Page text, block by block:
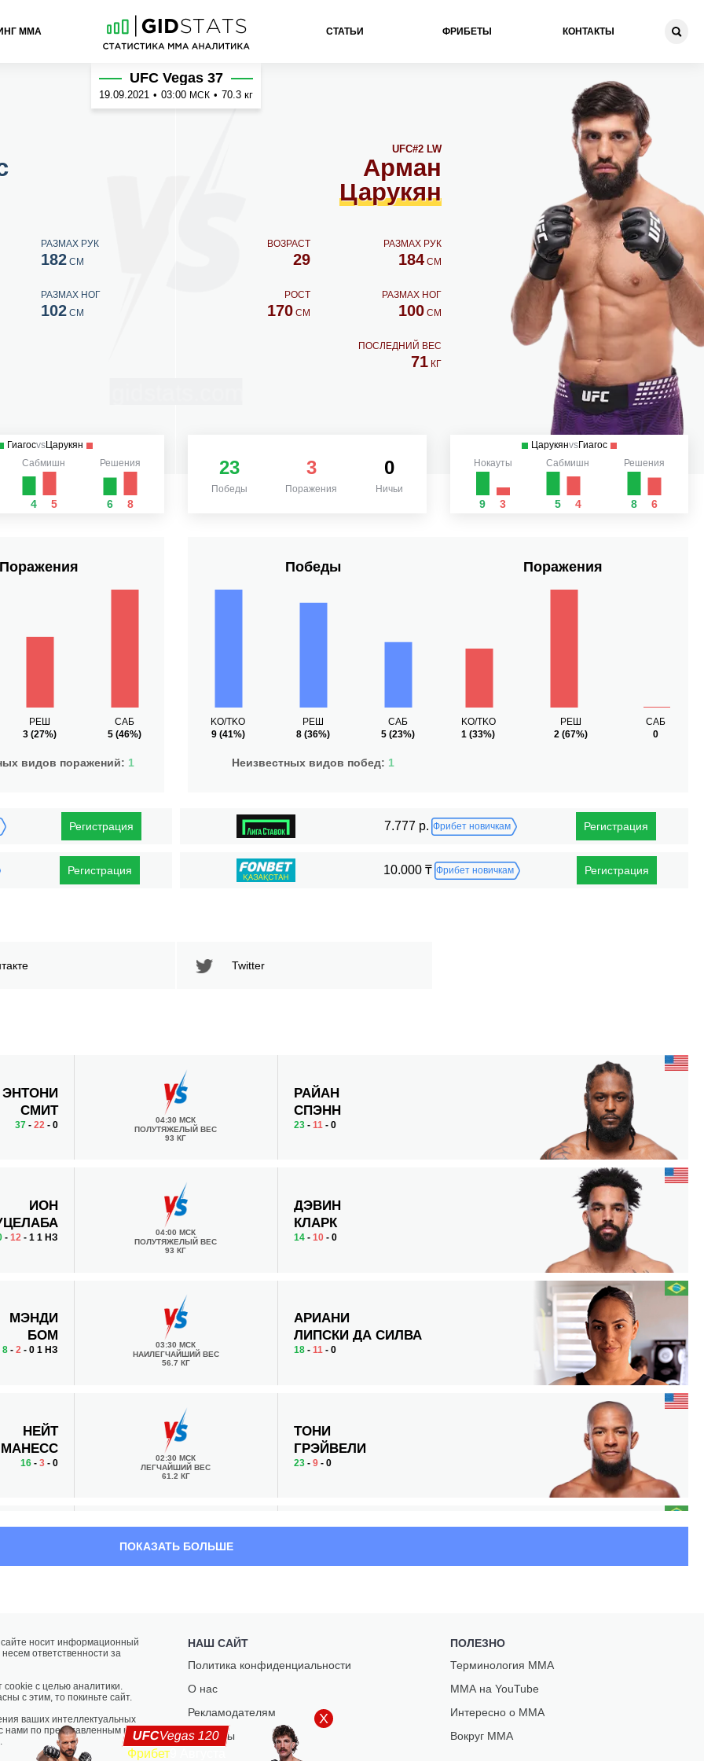
ММА СТАТЬИ ФРИБЕТЫ КОНТАКТЫ
РАЗМАХ РУК
182СМ
РАЗМАХ НОГ
102СМ
UFC Vegas 37
19.09.2021 • 03:00 МСК • 70.3 кг
Арман
Царукян
UFC#2 LW
ВОЗРАСТ
29
РАЗМАХ РУК
184СМ
РОСТ
170 СМ
РАЗМАХ НОГ
100СМ
ПОСЛЕДНИЙ ВЕС
71КГ
ГиагосvsЦарукян
Сабмишн
4 5
Решения
6 8
23
Победы
3
Поражения
0
Ничьи
ЦарукянvsГиагос
Нокауты
9 3
Сабмишн
5 4
Решения
8 6
Поражения
РЕШ
3(27%)
САБ
5(46%)
видов поражений: 1
Победы
KO/TKO
9(41%)
РЕШ
8 (36%)
САБ
5 (23%)
Неизвестных видов побед: 1
Поражения
KO/TKO
1 (33%)
РЕШ
2(67%)
САБ
0
Регистрация 7.777 р. Фрибет новичкам Регистрация
Регистрация 10.000 ₸ Фрибет новичкам Регистрация
Twitter
ЭНТОНИ
СМИТ
37- 22 - 0
04:30 МСК
ПОЛУТЯЖЕЛЫЙ ВЕС
93 КГ
РАЙАН
СПЭНН
23 -11 - 0
ИОН
- 12- 1 1 НЗ
04:00 МСК
ПОЛУТЯЖЕЛЫЙ ВЕС
93 КГ
ДЭВИН
КЛАРК
14 -10 - 0
МЭНДИ
БОМ
8- 2- 0 1 НЗ
03:30 МСК
НАИЛЕГЧАЙШИЙ ВЕС
56.7 КГ
АРИАНИ
ЛИПСКИ ДА СИЛВА
18 -11 - 0
НЕЙТ
МАНЕСС
16- 3- 0
02:30 МСК
ЛЕГЧАЙШИЙ ВЕС
61.2 КГ
ТОНИ
ГРЭЙВЕЛИ
23 -9 - 0
ТАФОН
7-4- 0
01:20 МСК
ПОЛУТЯЖЕЛЫЙ ВЕС
РОДРИГЕС
ПЭННИ РАКЕЛЬ
ПОКАЗАТЬ БОЛЬШЕ
сайте носит информационный
ответственности за
cookie с целью аналитики.
с этим, то покиньте сайт.
ваших интеллектуальных
нами по представленным на
НАШ САЙТ
Политика конфиденциальности
О нас
Рекламодателям
Контакты
ПОЛЕЗНО
Терминология ММА
ММА на YouTube
Интересно о ММА
Вокруг ММА
UFCVegas 120
9 Августа
Фрибет
X